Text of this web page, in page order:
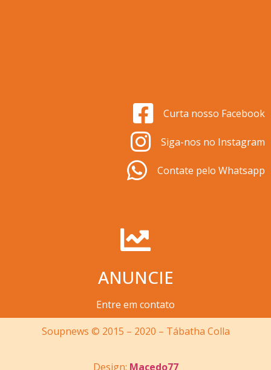
Curta nosso Facebook
Siga-nos no Instagram
Contate pelo Whatsapp
ANUNCIE
Entre em contato
Soupnews © 2015 – 2020 – Tábatha Colla
Design: Macedo77